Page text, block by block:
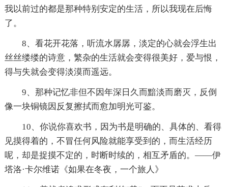
我以前过的都是那种特别安定的生活，所以我现在后悔
了。
8、看花开花落，听流水孱孱，淡定的心就会浮生出
丝丝缕缕的诗意，繁杂的生活就会变得很美好，爱与恨，
得与失就会变得淡漠而遥远。
9、那种记忆非但不因年深日久而黯淡而磨灭，反倒
像一块铜镜因反复擦拭而愈加明光可鉴。
10、你说你喜欢书，因为书是明确的、具体的、看得
见摸得着的，不冒任何风险就能享受到的，而生活经历
呢，却是捉摸不定的，时断时续的，相互矛盾的。——伊
塔洛·卡尔维诺《如果在冬夜，一个旅人》